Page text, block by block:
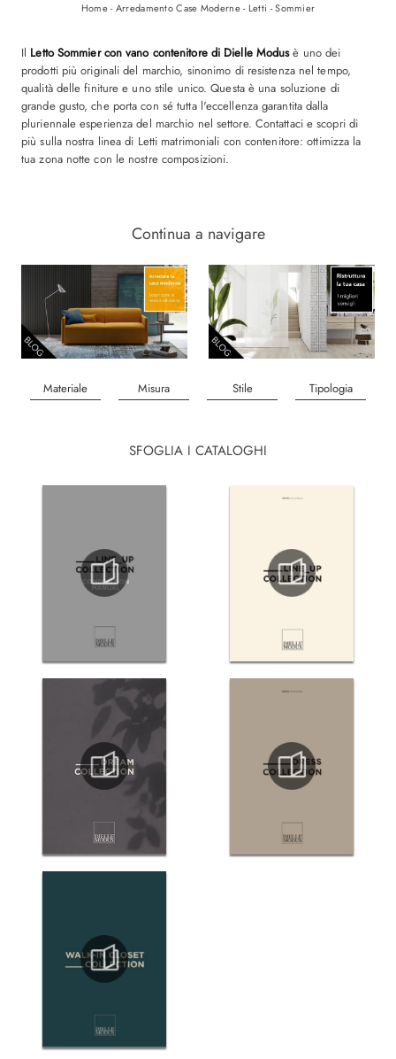
Il Letto Sommier con vano contenitore di Dielle Modusè uno dei
prodotti più originali del marchio, sinonimo di resistenza nel tempo,
qualità delle finiture e uno stile unico. Questa è una soluzione di
grande gusto, che porta con sé tutta l'eccellenza garantita dalla
pluriennale esperienza del marchio nel settore. Contattaci e scopri di
più sulla nostra linea di Letti matrimoniali con contenitore: ottimizza la
tua zona notte con le nostre composizioni.
Home-Arredamento Case Moderne- Letti -Sommier
Continua a navigare
Materiale Misura Stile Tipologia
SFOGLIA I CATALOGHI